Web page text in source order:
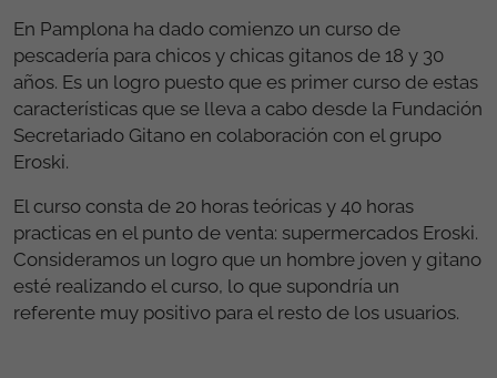
En Pamplona ha dado comienzo un curso de
pescadería para chicos y chicas gitanos de 18 y 30
años. Es un logro puesto que es primer curso de estas
características que se lleva a cabo desde la Fundación
Secretariado Gitano en colaboración con el grupo
Eroski.
El curso consta de 20 horas teóricas y 40 horas
practicas en el punto de venta: supermercados Eroski.
Consideramos un logro que un hombre joven y gitano
esté realizando el curso, lo que supondría un
referente muy positivo para el resto de los usuarios.